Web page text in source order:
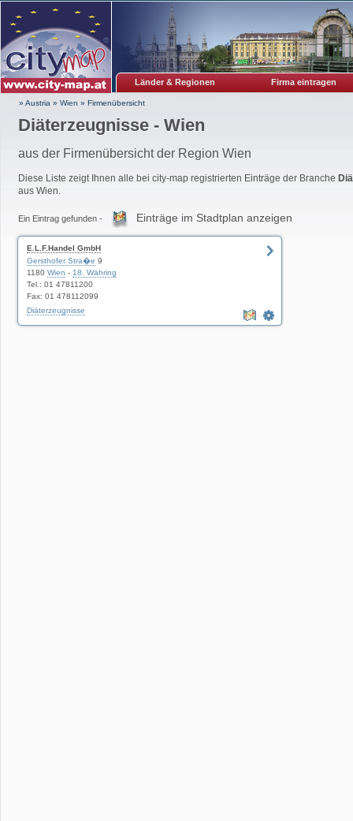
Länder & Regionen Firma eintragen
» Austria » Wien » Firmenübersicht
Diäterzeugnisse - Wien
aus der Firmenübersicht der Region Wien
Diese Liste zeigt Ihnen alle bei city-map registrierten Einträge der Branche
aus Wien.
Ein Eintrag gefunden - Einträge im Stadtplan anzeigen
E.L.F.Handel GmbH
Gersthofer Stra�e 9
1180 Wien - 18. Währing
Tel.: 01 47811200
Fax: 01 478112099
Diäterzeugnisse